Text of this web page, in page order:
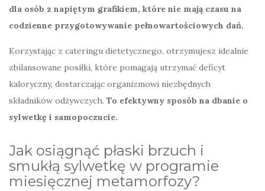
dla osób z napiętym grafikiem, które nie mają czasu na
codzienne przygotowywanie pełnowartościowych dań.
Korzystając z cateringu dietetycznego, otrzymujesz idealnie
zbilansowane posiłki, które pomagają utrzymać deficyt
kaloryczny, dostarczając organizmowi niezbędnych
składników odżywczych. To efektywny sposób na dbanie o
sylwetkę i samopoczucie.
Jak osiągnąć płaski brzuch i
smukłą sylwetkę w programie
miesięcznej metamorfozy?